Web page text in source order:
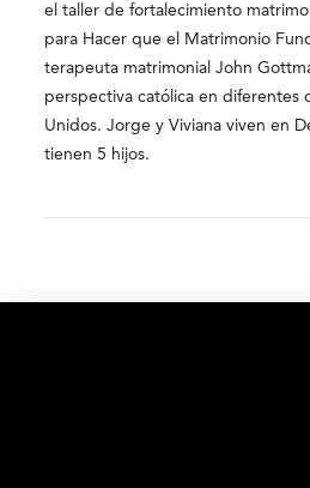
el taller de fortalecimiento
para Hacer que el Matrimonio
terapeuta matrimonial John
perspectiva católica en diferentes
Unidos. Jorge y Viviana viven en
tienen 5 hijos.